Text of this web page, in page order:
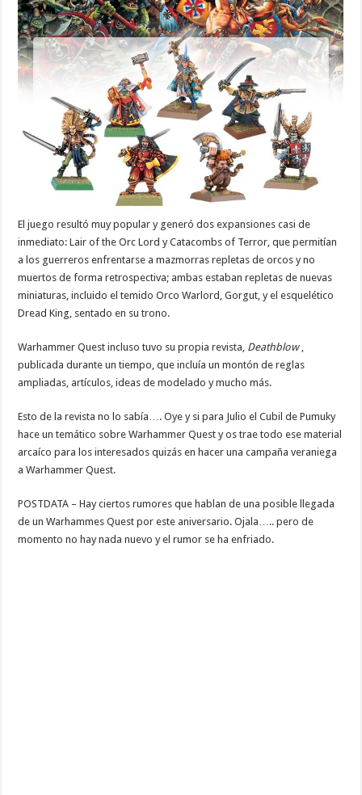
El juego resultó muy popular y generó dos expansiones casi de
inmediato: Lair of the Orc Lord y Catacombs of Terror, que permitían
a los guerreros enfrentarse a mazmorras repletas de orcos y no
muertos de forma retrospectiva; ambas estaban repletas de nuevas
miniaturas, incluido el temido Orco Warlord, Gorgut, y el esquelético
Dread King, sentado en su trono.
Warhammer Quest incluso tuvo su propia revista, Deathblow,
publicada durante un tiempo, que incluía un montón de reglas
ampliadas, artículos, ideas de modelado y mucho más.
Esto de la revista no lo sabía…. Oye y si para Julio el Cubil de Pumuky
hace un temático sobre Warhammer Quest y os trae todo ese material
arcaíco para los interesados quizás en hacer una campaña veraniega
a Warhammer Quest.
POSTDATA – Hay ciertos rumores que hablan de una posible llegada
de un Warhammes Quest por este aniversario. Ojala….. pero de
momento no hay nada nuevo y el rumor se ha enfriado.